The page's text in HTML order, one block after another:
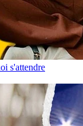
s'attendre